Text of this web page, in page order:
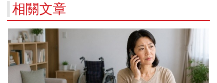
相關文章